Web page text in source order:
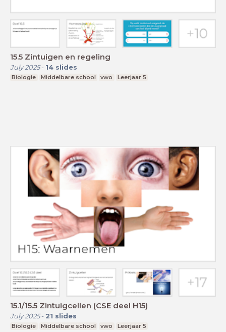
15.5 Zintuigen en regeling
July 2025- 14 slides
Biologie Middelbare school vwo Leerjaar 5
15.1/15.5 Zintuigcellen (CSE deel H15)
July 2025- 21 slides
Biologie Middelbare school vwo Leerjaar 5